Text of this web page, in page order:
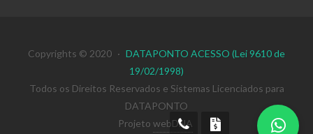
Copyrights © 2020 · DATAPONTO ACESSO (Lei 9610 de
19/02/1998)
Todos os Direitos Reservados e Sistemas Licenciados para
DATAPONTO
Projeto webDNA